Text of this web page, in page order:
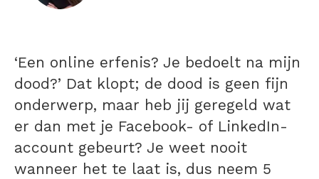
‘Een online erfenis? Je bedoelt na mijn
dood?’ Dat klopt; de dood is geen fijn
onderwerp, maar heb jij geregeld wat
er dan met je Facebook- of LinkedIn-
account gebeurt? Je weet nooit
wanneer het te laat is, dus neem 5